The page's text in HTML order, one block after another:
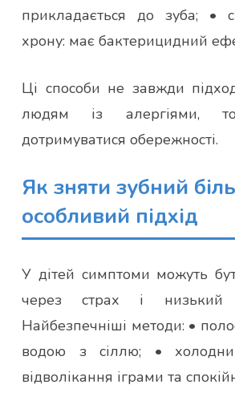
прикладається до зуба; •
хрону: має бактерицидний
Ці способи не завжди
людям із алергіями,
дотримуватися обережності.
Як зняти зубний
особливий підхід
У дітей симптоми можуть
через страх і низький
Найбезпечніші методи: •
водою з сіллю; •
відволікання іграми та